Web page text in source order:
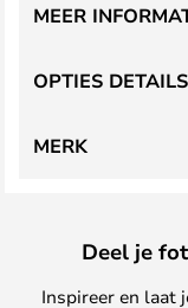
OPTIES DETAILS
MEER
MERK
Deel je
Inspireer en laat